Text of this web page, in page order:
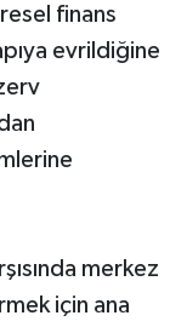
finans
evrildiğine
merkez
için ana